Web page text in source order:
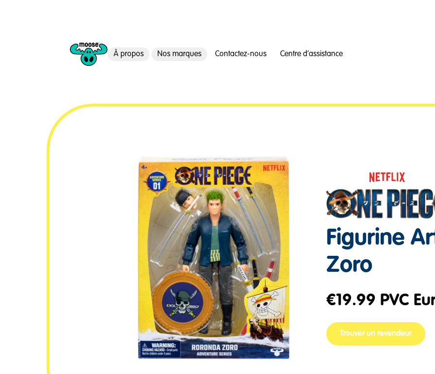
À propos Nos marques Contactez-nous Centre d’assistance
Figurine
Zoro
€19.99 PVC
Trouver un revendeur